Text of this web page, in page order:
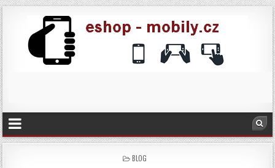
POSTED
BLOG